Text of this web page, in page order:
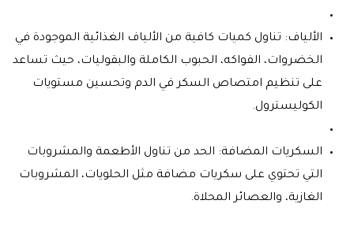
الألياف: تناول كميات كافية من الألياف الغذائية الموجودة في
الخضروات، الفواكه، الحبوب الكاملة والبقوليات، حيث تساعد
على تنظيم امتصاص السكر في الدم وتحسين مستويات
الكوليسترول.
السكريات المضافة: الحد من تناول الأطعمة والمشروبات
التي تحتوي على سكريات مضافة مثل الحلويات، المشروبات
الغازية، والعصائر المحلاة.